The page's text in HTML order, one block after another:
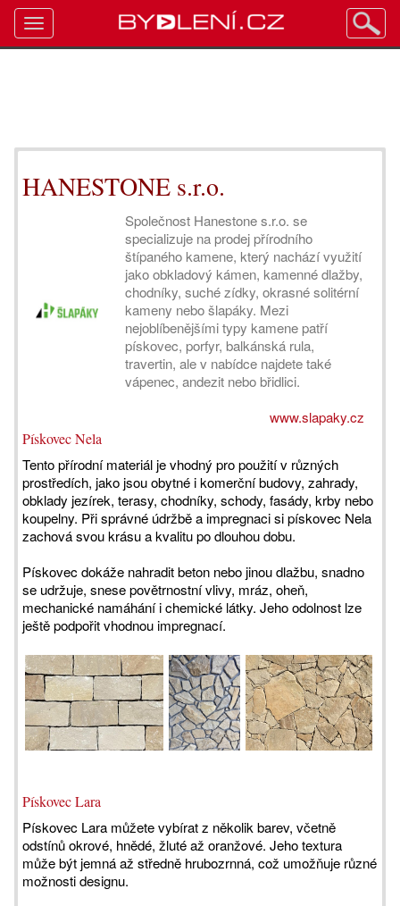
HANESTONE s.r.o.
Společnost Hanestone s.r.o. se
specializuje na prodej přírodního
štípaného kamene, který nachází využití
jako obkladový kámen, kamenné dlažby,
chodníky, suché zídky, okrasné solitérní
kameny nebo šlapáky. Mezi
nejoblíbenějšími typy kamene patří
pískovec, porfyr, balkánská rula,
travertin, ale v nabídce najdete také
vápenec, andezit nebo břidlici.
www.slapaky.cz
Pískovec Nela
Tento přírodní materiál je vhodný pro použití v různých
prostředích, jako jsou obytné i komerční budovy, zahrady,
obklady jezírek, terasy, chodníky, schody, fasády, krby nebo
koupelny. Při správné údržbě a impregnaci si pískovec Nela
zachová svou krásu a kvalitu po dlouhou dobu.
Pískovec dokáže nahradit beton nebo jinou dlažbu, snadno
se udržuje, snese povětrnostní vlivy, mráz, oheň,
mechanické namáhání i chemické látky. Jeho odolnost lze
ještě podpořit vhodnou impregnací.
Pískovec Lara
Pískovec Lara můžete vybírat z několik barev, včetně
odstínů okrové, hnědé, žluté až oranžové. Jeho textura
může být jemná až středně hrubozrnná, což umožňuje různé
možnosti designu.
Toggle
navigation